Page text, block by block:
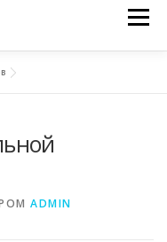
Меню
ADMIN